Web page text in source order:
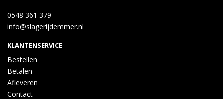
0548 361 379
info@slagerijdemmer.nl
KLANTENSERVICE
Bestellen
Betalen
Afleveren
Contact